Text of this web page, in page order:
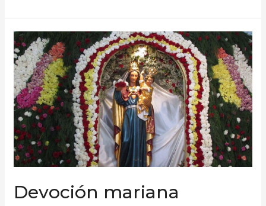
Devoción mariana
Devoción
mariana